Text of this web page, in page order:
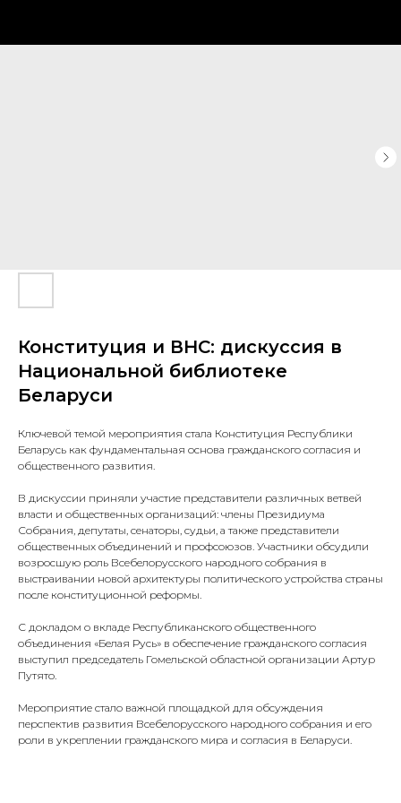
Конституция и ВНС: дискуссия в
Национальной библиотеке
Беларуси
Ключевой темой мероприятия стала Конституция Республики
Беларусь как фундаментальная основа гражданского согласия и
общественного развития.
В дискуссии приняли участие представители различных ветвей
власти и общественных организаций: члены Президиума
Собрания, депутаты, сенаторы, судьи, а также представители
общественных объединений и профсоюзов. Участники обсудили
возросшую роль Всебелорусского народного собрания в
выстраивании новой архитектуры политического устройства страны
после конституционной реформы.
С докладом о вкладе Республиканского общественного
объединения «Белая Русь» в обеспечение гражданского согласия
выступил председатель Гомельской областной организации Артур
Путято.
Мероприятие стало важной площадкой для обсуждения
перспектив развития Всебелорусского народного собрания и его
роли в укреплении гражданского мира и согласия в Беларуси.